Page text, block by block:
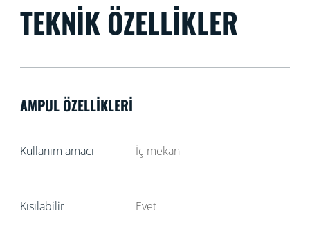
TEKNIK ÖZELLIKLER
AMPUL ÖZELLIKLERI
Kullanım amacı İç mekan
Kısılabilir Evet